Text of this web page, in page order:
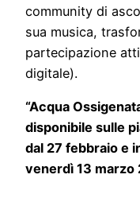
community di
sua musica,
partecipazione
digitale).
“Acqua
disponibile sulle
dal 27 febbraio e
venerdì 13 marzo